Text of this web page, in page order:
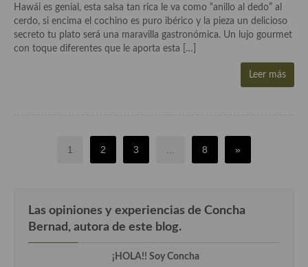
Hawái es genial, esta salsa tan rica le va como “anillo al dedo” al
cerdo, si encima el cochino es puro ibérico y la pieza un delicioso
secreto tu plato será una maravilla gastronómica. Un lujo gourmet
con toque diferentes que le aporta esta […]
Leer más
1 2 3 8 »
Las opiniones y experiencias de Concha
Bernad, autora de este blog.
¡HOLA!! Soy Concha